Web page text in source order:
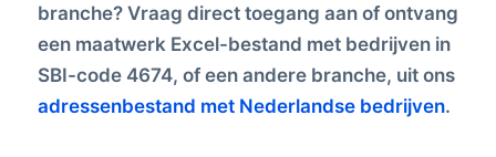
branche? Vraag direct toegang aan of ontvang
een maatwerk Excel-bestand met bedrijven in
SBI-code 4674, of een andere branche, uit ons
adressenbestand met Nederlandse bedrijven.